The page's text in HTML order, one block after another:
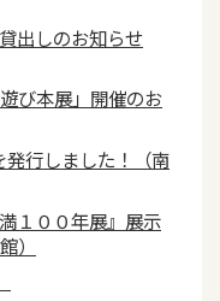
出しのお知らせ
び本展」開催のお
行しました！（南
１００年展』展示
）